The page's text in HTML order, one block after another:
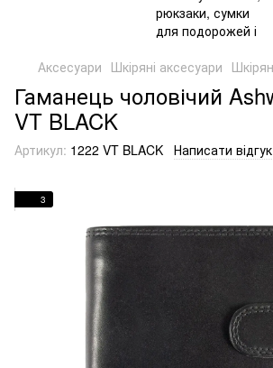
Аксесуари Шкіряні аксесуари
Гаманець чоловічий
VT BLACK
Артикул: 1222 VT BLACK Написати відгук
3